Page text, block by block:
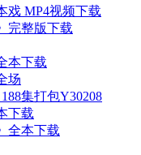
戏 MP4视频下载
完整版下载
本下载
场
集打包Y30208
下载
全本下载